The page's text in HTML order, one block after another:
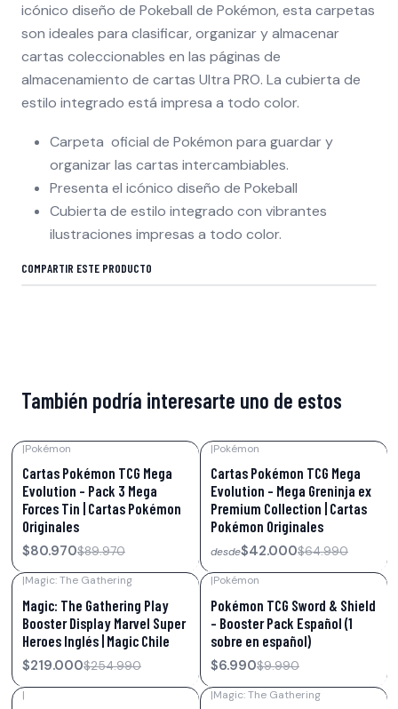
icónico diseño de Pokeball de Pokémon, esta carpetas
son ideales para clasificar, organizar y almacenar
cartas coleccionables en las páginas de
almacenamiento de cartas Ultra PRO. La cubierta de
estilo integrado está impresa a todo color.
Carpeta oficial de Pokémon para guardar y
organizar las cartas intercambiables.
Presenta el icónico diseño de Pokeball
Cubierta de estilo integrado con vibrantes
ilustraciones impresas a todo color.
COMPARTIR ESTE PRODUCTO
También podría interesarte uno de estos
|Pokémon
Cartas Pokémon TCG Mega
Evolution – Pack 3 Mega
Forces Tin | Cartas Pokémon
Originales
$80.970$89.970
|Pokémon
Cartas Pokémon TCG Mega
Evolution – Mega Greninja ex
Premium Collection | Cartas
Pokémon Originales
desde$42.000$64.990
|Magic: The Gathering
Magic: The Gathering Play
Booster Display Marvel Super
Heroes Inglés | Magic Chile
$219.000$254.990
|Pokémon
Pokémon TCG Sword & Shield
– Booster Pack Español (1
sobre en español)
$6.990$9.990
| |Magic: The Gathering